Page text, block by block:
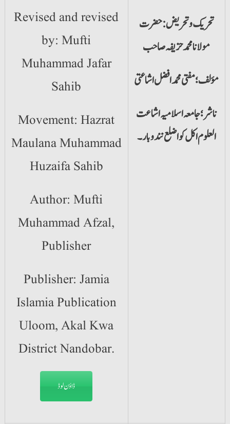
Revised and revised
by: Mufti
Muhammad Jafar
Sahib
Movement: Hazrat
Maulana Muhammad
Huzaifa Sahib
Author: Mufti
Muhammad Afzal,
Publisher
Publisher: Jamia
Islamia Publication
Uloom, Akal Kwa
District Nandobar.
ڈاؤن لوڈ
تحریک و تحریض: حضرت
مولانا محمد حزیفہ صاحب
مؤلف؛ مفتی محمد افضل اشاعتی
ناشر؛ جامعہ اسلامیہ اشاعت
العلوم اکل کوا ضلع نندوبار۔